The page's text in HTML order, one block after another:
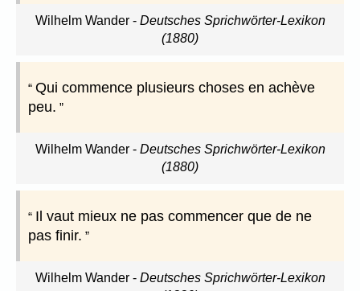
Wilhelm Wander- Deutsches Sprichwörter-Lexikon
(1880)
Qui commence plusieurs choses en achève
peu.
Wilhelm Wander- Deutsches Sprichwörter-Lexikon
(1880)
Il vaut mieux ne pas commencer que de ne
pas finir.
Wilhelm Wander- Deutsches Sprichwörter-Lexikon